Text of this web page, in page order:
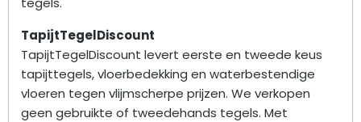
TapijtTegelDiscount
TapijtTegelDiscount levert eerste en tweede keus
tapijttegels, vloerbedekking en waterbestendige
vloeren tegen vlijmscherpe prijzen. We verkopen
geen gebruikte of tweedehands tegels. Met